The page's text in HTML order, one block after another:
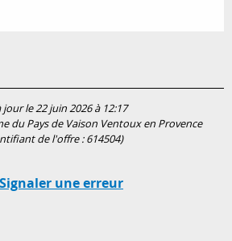
jour le 22 juin 2026 à 12:17
du Pays de Vaison Ventoux en Provence
de l'offre :614504)
Signaler une erreur